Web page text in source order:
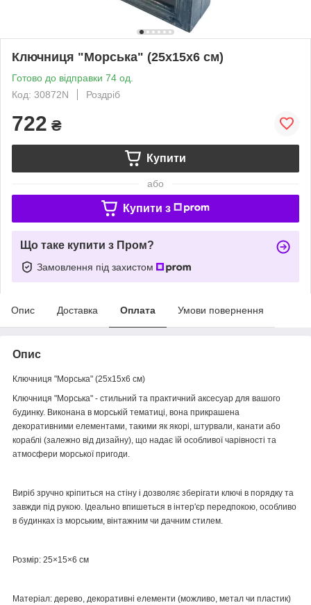
Ключниця "Морська" (25х15х6 см)
Готово до відправки 74 од.
Код: 30872N
Роздріб
722 ₴
Купити
або
Купити з
Що таке купити з Пром?
Замовлення під захистом
Опис Доставка Оплата Умови повернення
Опис
Ключниця "Морська" (25х15х6 см)
Ключниця "Морська" - стильний та практичний аксесуар для вашого
будинку. Виконана в морській тематиці, вона прикрашена
декоративними елементами, такими як якорі, штурвали, канати або
кораблі (залежно від дизайну), що надає їй особливої чарівності та
атмосфери морської пригоди.
Виріб зручно кріпиться на стіну і дозволяє зберігати ключі в порядку та
завжди під рукою. Ідеально впишеться в інтер'єр передпокою, особливо
в будинках із морським, вінтажним чи дачним стилем.
Розмір: 25×15×6 см
Матеріал: дерево, декоративні елементи (можливо, метал чи пластик)